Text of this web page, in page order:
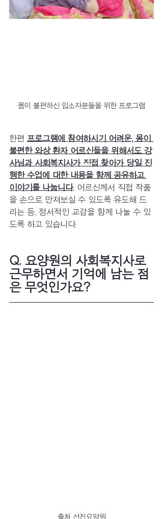
몸이 불편하신 입소자분들을 위한 프로그램
한편 프로그램에 참여하시기 어려운, 몸이
불편한 와상 환자 어르신들을 위해서도 강
사님과 사회복지사가 직접 찾아가 당일 진
행한 수업에 대한 내용을 함께 공유하고
이야기를 나눕니다. 어르신께서 직접 작품
을 손으로 만져보실 수 있도록 유도해 드
리는 등, 정서적인 교감을 함께 나눌 수 있
도록 하고 있습니다.
Q. 요양원의 사회복지사로
근무하면서 기억에 남는 점
은 무엇인가요?
출처 선진요양원